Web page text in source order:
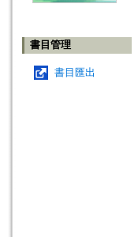
書目管理
書目匯出